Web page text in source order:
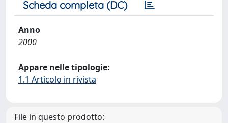
Scheda completa (DC)
Anno
2000
Appare nelle tipologie:
1.1 Articolo in rivista
File in questo prodotto: